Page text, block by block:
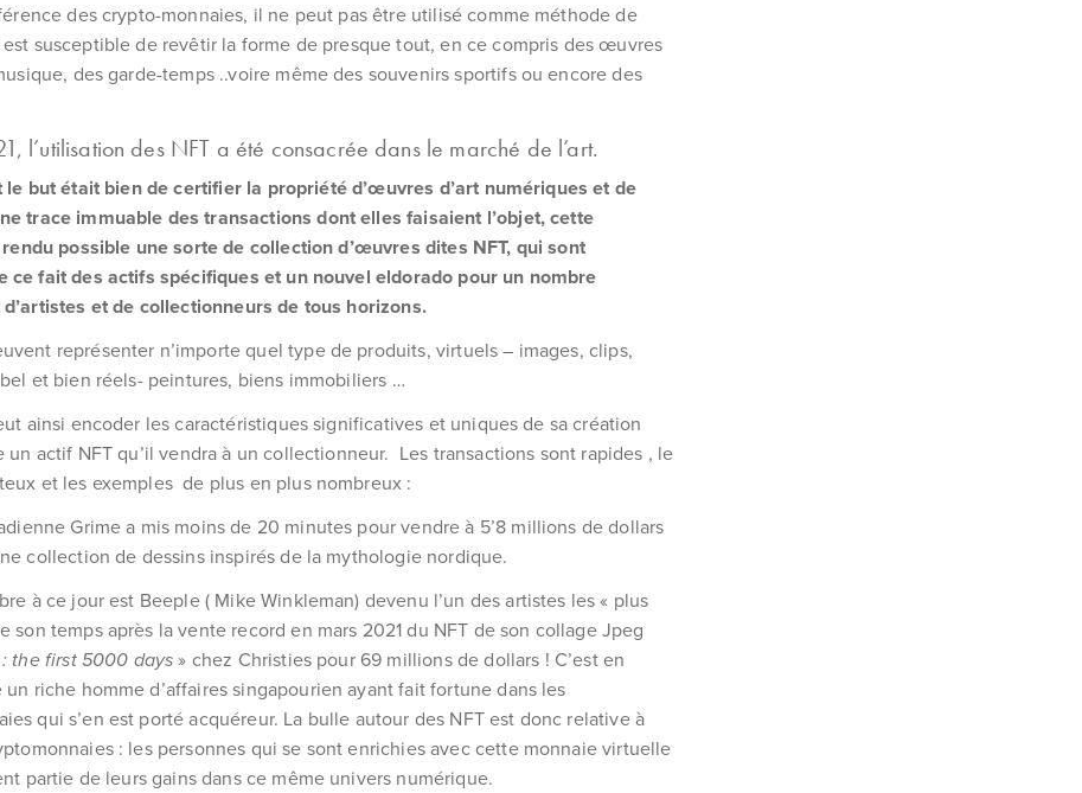
des crypto-monnaies, il ne peut pas être utilisé comme méthode de
susceptible de revêtir la forme de presque tout, en ce compris des œuvres
des garde-temps ..voire même des souvenirs sportifs ou encore des
l’utilisation des NFT a été consacrée dans le marché de l’art.
le but était bien de certifier la propriété d’œuvres d’art numériques et de
trace immuable des transactions dont elles faisaient l’objet, cette
possible une sorte de collection d’œuvres dites NFT, qui sont
ce fait des actifs spécifiques et un nouvel eldorado pour un nombre
et de collectionneurs de tous horizons.
représenter n’importe quel type de produits, virtuels – images, clips,
et bien réels- peintures, biens immobiliers …
ainsi encoder les caractéristiques significatives et uniques de sa création
un actif NFT qu’il vendra à un collectionneur. Les transactions sont rapides , le
et les exemples de plus en plus nombreux :
Grime a mis moins de 20 minutes pour vendre à 5’8 millions de dollars
collection de dessins inspirés de la mythologie nordique.
à ce jour est Beeple ( Mike Winkleman) devenu l’un des artistes les « plus
son temps après la vente record en mars 2021 du NFT de son collage Jpeg
the first 5000 days» chez Christies pour 69 millions de dollars ! C’est en
un riche homme d’affaires singapourien ayant fait fortune dans les
qui s’en est porté acquéreur. La bulle autour des NFT est donc relative à
: les personnes qui se sont enrichies avec cette monnaie virtuelle
partie de leurs gains dans ce même univers numérique.